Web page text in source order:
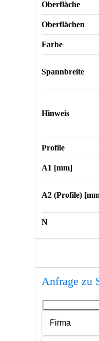
Oberfläche
Oberflächen
Farbe
Spannbreite
Hinweis
Profile
A1 [mm]
A2 (Profile)
N
Anfrage zu